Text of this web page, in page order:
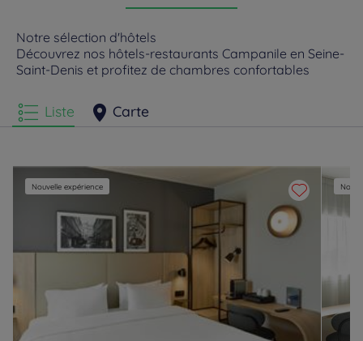
Notre sélection d'hôtels
Découvrez nos hôtels-restaurants Campanile en Seine-
Saint-Denis et profitez de chambres confortables
Liste Carte
Nouvelle expérience